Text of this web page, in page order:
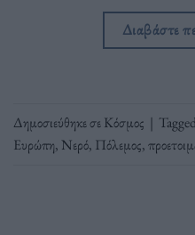
Διαβάστε
Δημοσιεύθηκε σεΚόσμος |
Ευρώπη, Νερό, Πόλεμος,